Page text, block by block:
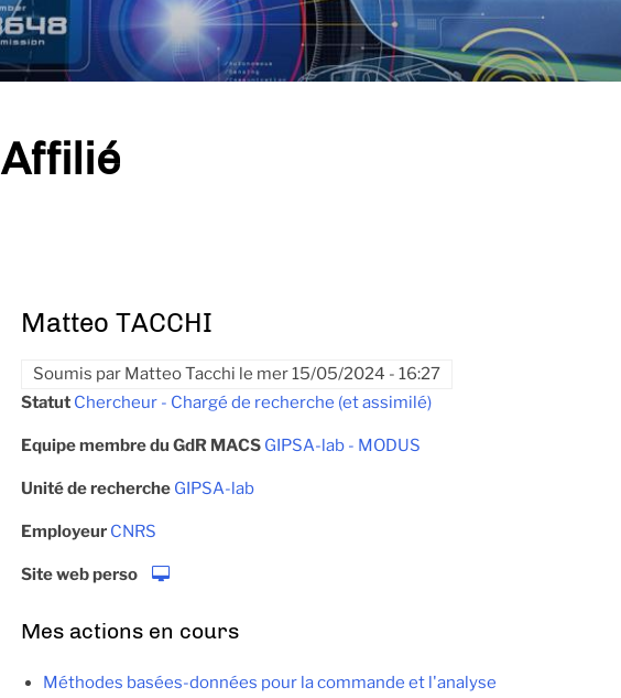
Affilié
Matteo TACCHI
Soumis par Matteo Tacchi le mer 15/05/2024 - 16:27
Statut Chercheur - Chargé de recherche (et assimilé)
Equipe membre du GdR MACS GIPSA-lab - MODUS
Unité de recherche GIPSA-lab
Employeur CNRS
Site web perso
Mes actions en cours
Méthodes basées-données pour la commande et l'analyse